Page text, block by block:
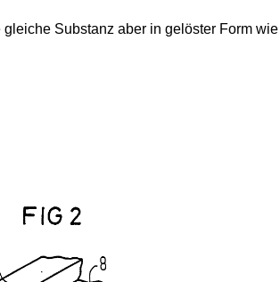
Substanz aber in gelöster Form